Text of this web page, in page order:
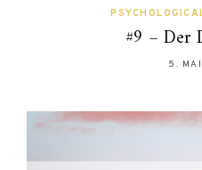
#9 – Der
5.